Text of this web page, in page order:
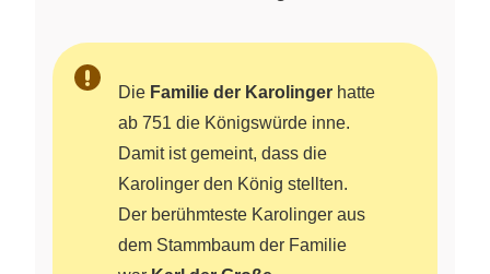
Die Familie der Karolinger hatte
ab 751 die Königswürde inne.
Damit ist gemeint, dass die
Karolinger den König stellten.
Der berühmteste Karolinger aus
dem Stammbaum der Familie